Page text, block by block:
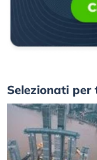
Selezionati per